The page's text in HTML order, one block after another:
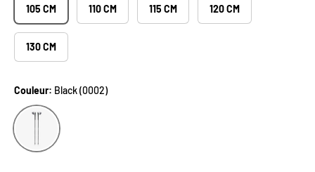
105 CM 110 CM 115 CM 120 CM
130 CM
Couleur: Black (0002)
Black (0002)